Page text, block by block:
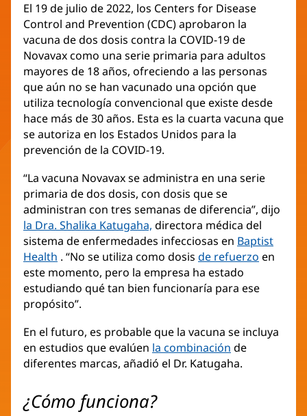
El 19 de julio de 2022, los Centers for Disease
Control and Prevention (CDC) aprobaron la
vacuna de dos dosis contra la COVID-19 de
Novavax como una serie primaria para adultos
mayores de 18 años, ofreciendo a las personas
que aún no se han vacunado una opción que
utiliza tecnología convencional que existe desde
hace más de 30 años. Esta es la cuarta vacuna que
se autoriza en los Estados Unidos para la
prevención de la COVID-19.
“La vacuna Novavax se administra en una serie
primaria de dos dosis, con dosis que se
administran con tres semanas de diferencia”, dijo
la Dra. Shalika Katugaha, directora médica del
sistema de enfermedades infecciosas en Baptist
Health . “No se utiliza como dosis de refuerzo en
este momento, pero la empresa ha estado
estudiando qué tan bien funcionaría para ese
propósito”.
En el futuro, es probable que la vacuna se incluya
en estudios que evalúen la combinación de
diferentes marcas, añadió el Dr. Katugaha.
¿Cómo funciona?